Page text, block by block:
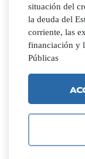
situación del
la deuda del
corriente, las
financiación y
Públicas